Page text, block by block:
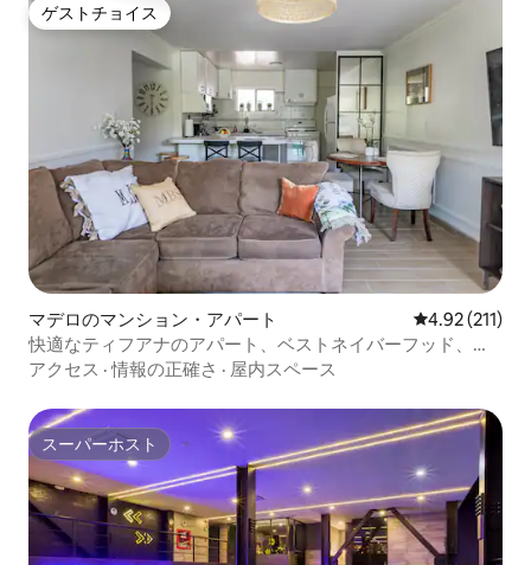
ゲストチョイス
ゲストチョイス
マデロのマンション・アパート レビュー211
4.92 (211)
快適なティフアナのアパート、ベストネイバーフッド、
ラ・カチョ
アクセス ·情報の正確さ · 屋内スペース
スーパーホスト
スーパーホスト